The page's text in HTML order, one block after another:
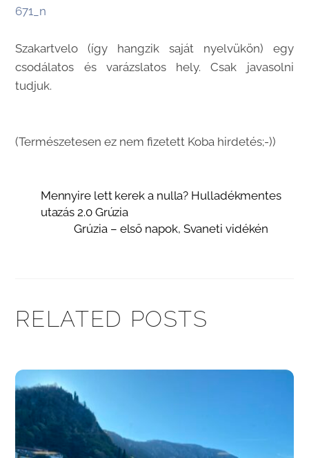
Szakartvelo (így hangzik saját nyelvükön) egy
csodálatos és varázslatos hely. Csak javasolni
tudjuk.
(Természetesen ez nem fizetett Koba hirdetés;-))
Mennyire lett kerek a nulla? Hulladékmentes
utazás 2.0 Grúzia
Grúzia – első napok, Svaneti vidékén
RELATED POSTS